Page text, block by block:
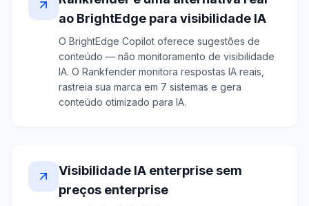
ao BrightEdge para visibilidade IA
O BrightEdge Copilot oferece sugestões de
conteúdo — não monitoramento de visibilidade
IA. O Rankfender monitora respostas IA reais,
rastreia sua marca em 7 sistemas e gera
conteúdo otimizado para IA.
Visibilidade IA enterprise sem
preços enterprise